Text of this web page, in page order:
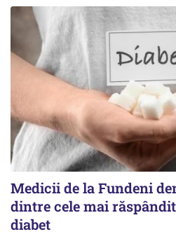
Medicii de la Fundeni
dintre cele mai
diabet